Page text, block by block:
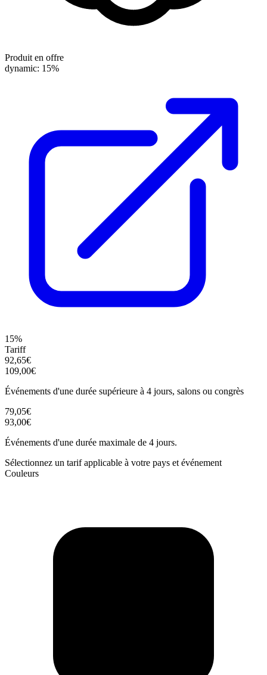
Produit en offre
dynamic: 15%
15%
Tariff
92,65€
109,00€
Événements d'une durée supérieure à 4 jours, salons ou congrès
79,05€
93,00€
Événements d'une durée maximale de 4 jours.
Sélectionnez un tarif applicable à votre pays et événement
Couleurs